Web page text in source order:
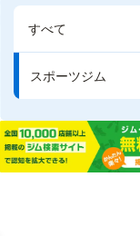
すべて
スポーツジム